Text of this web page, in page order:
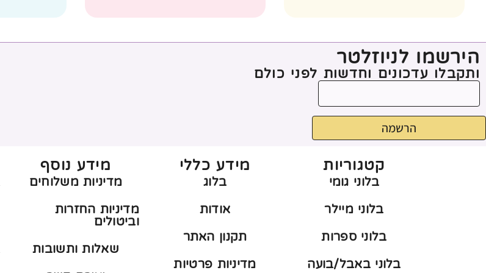
הירשמו לניוזלטר
ותקבלו עדכונים וחדשות לפני כולם
הרשמה
קטגוריות
בלוני גומי
בלוני מיילר
בלוני ספרות
בלוני באבל/בועה
מידע כללי
בלוג
אודות
תקנון האתר
מדיניות פרטיות
מידע נוסף
מדיניות משלוחים
מדיניות החזרות
וביטולים
שאלות ותשובות